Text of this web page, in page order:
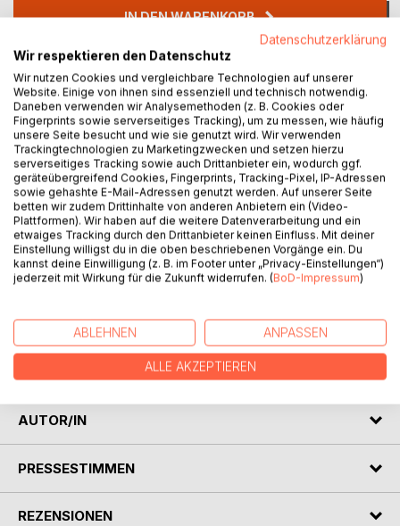
IN DEN WARENKORB
Auf die Merkliste
Titel bewerten
BESCHREIBUNG
Farben sind Energie und Schwingung. Sie sind in unserer
Gisela Darrah und Brita Rüsseler fühlen sich in die Farben
ein, zeigen ihre vielfältigen Stimmungen und Bedeutungen
AUTOR/IN
PRESSESTIMMEN
REZENSIONEN
Datenschutzerklärung
Wir respektieren den Datenschutz
Wir nutzen Cookies und vergleichbare Technologien auf unserer
Website. Einige von ihnen sind essenziell und technisch notwendig.
Daneben verwenden wir Analysemethoden (z. B. Cookies oder
Fingerprints sowie serverseitiges Tracking), um zu messen, wie häufig
unsere Seite besucht und wie sie genutzt wird. Wir verwenden
Trackingtechnologien zu Marketingzwecken und setzen hierzu
serverseitiges Tracking sowie auch Drittanbieter ein, wodurch ggf.
geräteübergreifend Cookies, Fingerprints, Tracking-Pixel, IP-Adressen
sowie gehashte E-Mail-Adressen genutzt werden. Auf unserer Seite
betten wir zudem Drittinhalte von anderen Anbietern ein (Video-
Plattformen). Wir haben auf die weitere Datenverarbeitung und ein
etwaiges Tracking durch den Drittanbieter keinen Einfluss. Mit deiner
Einstellung willigst du in die oben beschriebenen Vorgänge ein. Du
kannst deine Einwilligung (z. B. im Footer unter „Privacy-Einstellungen“)
jederzeit mit Wirkung für die Zukunft widerrufen. (BoD-Impressum)
ABLEHNEN ANPASSEN
ALLE AKZEPTIEREN